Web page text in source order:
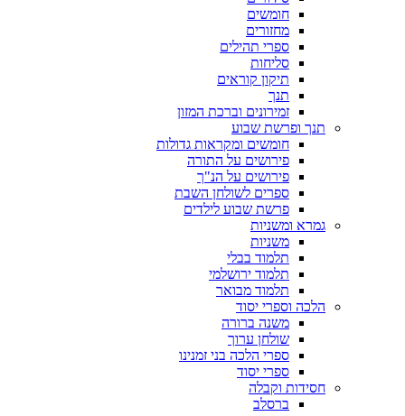
חומשים
מחזורים
ספרי תהילים
סליחות
תיקון קוראים
תנך
זמירונים וברכת המזון
תנך ופרשת שבוע
חומשים ומקראות גדולות
פירושים על התורה
פירושים על הנ"ך
ספרים לשולחן השבת
פרשת שבוע לילדים
גמרא ומשניות
משניות
תלמוד בבלי
תלמוד ירושלמי
תלמוד מבואר
הלכה וספרי יסוד
משנה ברורה
שולחן ערוך
ספרי הלכה בני זמנינו
ספרי יסוד
חסידות וקבלה
ברסלב